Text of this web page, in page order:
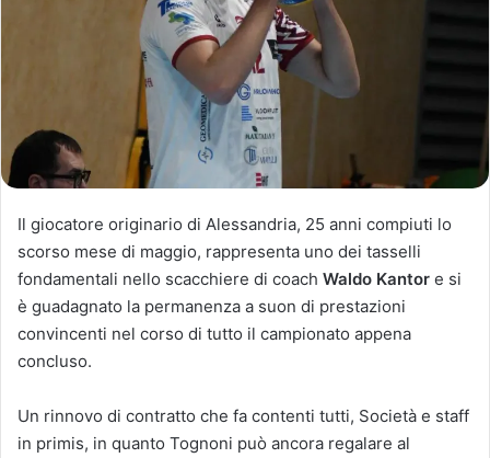
Il giocatore originario di Alessandria, 25 anni compiuti lo
scorso mese di maggio, rappresenta uno dei tasselli
fondamentali nello scacchiere di coach Waldo Kantor e si
è guadagnato la permanenza a suon di prestazioni
convincenti nel corso di tutto il campionato appena
concluso.
Un rinnovo di contratto che fa contenti tutti, Società e staff
in primis, in quanto Tognoni può ancora regalare al